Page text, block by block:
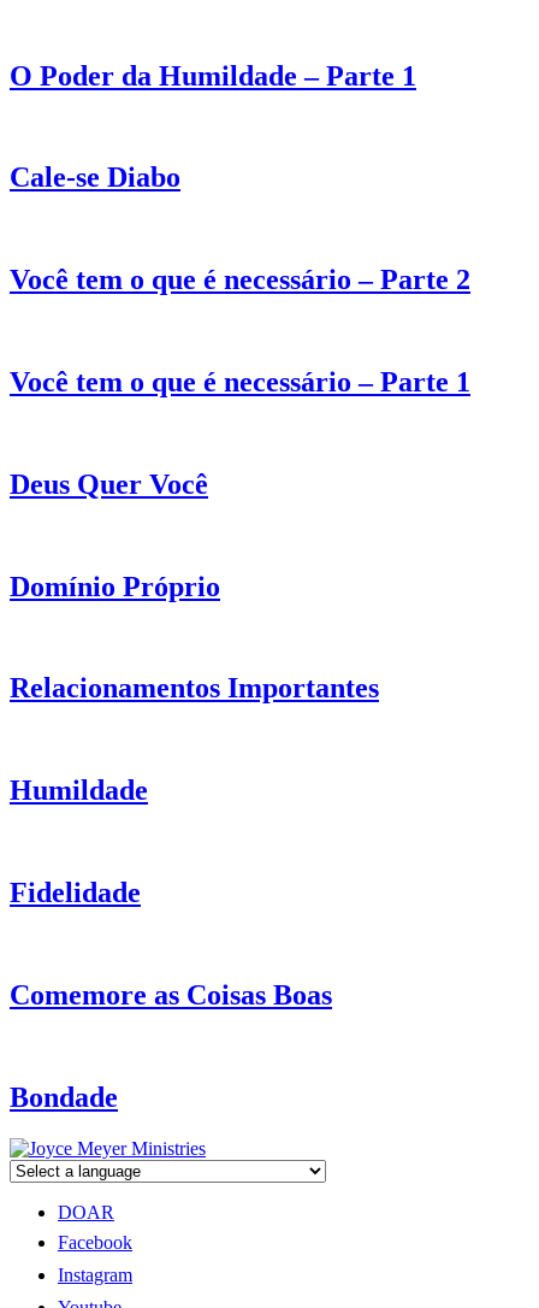
O Poder da Humildade – Parte 1
Cale-se Diabo
Você tem o que é necessário – Parte 2
Você tem o que é necessário – Parte 1
Deus Quer Você
Domínio Próprio
Relacionamentos Importantes
Humildade
Fidelidade
Comemore as Coisas Boas
Bondade
DOAR
Facebook
Instagram